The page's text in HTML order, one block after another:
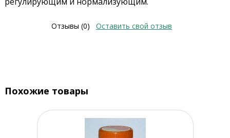
Отзывы (0) Оставить свой отзыв
Похожие товары